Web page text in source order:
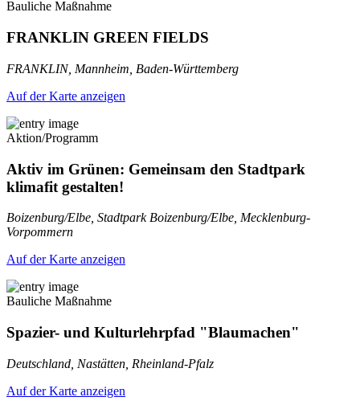
Bauliche Maßnahme
FRANKLIN GREEN FIELDS
FRANKLIN, Mannheim, Baden-Württemberg
Auf der Karte anzeigen
Aktion/Programm
Aktiv im Grünen: Gemeinsam den Stadtpark
klimafit gestalten!
Boizenburg/Elbe, Stadtpark Boizenburg/Elbe, Mecklenburg-
Vorpommern
Auf der Karte anzeigen
Bauliche Maßnahme
Spazier- und Kulturlehrpfad "Blaumachen"
Deutschland, Nastätten, Rheinland-Pfalz
Auf der Karte anzeigen